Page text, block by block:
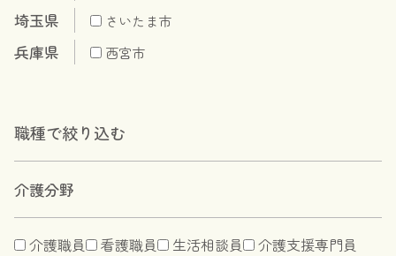
埼玉県 さいたま市
兵庫県 西宮市
職種で絞り込む
介護分野
介護職員 看護職員 生活相談員
介護支援専門員